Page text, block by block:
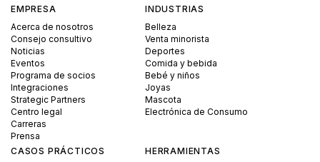
EMPRESA
Acerca de nosotros
Consejo consultivo
Noticias
Eventos
Programa de socios
Integraciones
Strategic Partners
Centro legal
Carreras
Prensa
INDUSTRIAS
Belleza
Venta minorista
Deportes
Comida y bebida
Bebé y niños
Joyas
Mascota
Electrónica de Consumo
CASOS PRÁCTICOS
HERRAMIENTAS